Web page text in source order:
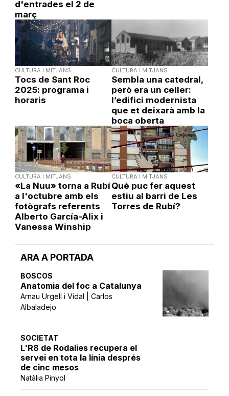
ARA A PORTADA
BOSCOS
Anatomia del foc a Catalunya
Arnau Urgell i Vidal | Carlos
Albaladejo
SOCIETAT
L'R8 de Rodalies recupera el
servei en tota la línia després
de cinc mesos
Natàlia Pinyol
d'entrades el 2 de
març
CULTURA I MITJANS
Tocs de Sant Roc
2025: programa i
horaris
CULTURA I MITJANS
Sembla una catedral,
però era un celler:
l’edifici modernista
que et deixarà amb la
boca oberta
CULTURA I MITJANS
«La Nuu» torna a Rubí
a l'octubre amb els
fotògrafs referents
Alberto García-Alix i
Vanessa Winship
CULTURA I MITJANS
Què puc fer aquest
estiu al barri de Les
Torres de Rubí?